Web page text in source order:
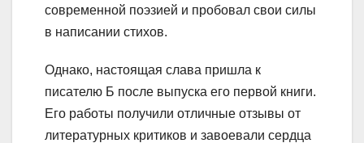
современной поэзией и пробовал свои силы
в написании стихов.
Однако, настоящая слава пришла к
писателю Б после выпуска его первой книги.
Его работы получили отличные отзывы от
литературных критиков и завоевали сердца